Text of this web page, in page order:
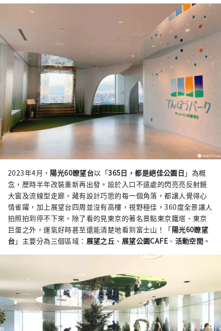
2023年4月， 陽光60瞭望台以「365日，都是絕佳公園日 」為概
念，歷時半年改裝重新再出發。設於入口不遠處的閃亮亮反射鏡
大窗及流線型走廊，藏有設計巧思的每一個角落，都讓人覺得心
情雀躍，加上展望台四周並沒有高樓，視野極佳，360度全景讓人
拍照拍到停不下來，除了看的見東京的著名景點東京鐵塔、東京
巨蛋之外，運氣好時甚至還能清楚地看到富士山！「陽光60瞭望
台」主要分為三個區域： 展望之丘 、 展望公園CAFE 、 活動空間 。